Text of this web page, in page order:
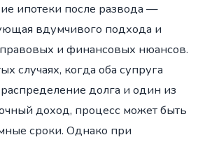
ипотеки после развода —
вдумчивого подхода и
и финансовых нюансов.
случаях, когда оба супруга
долга и один из
доход, процесс может быть
сроки. Однако при